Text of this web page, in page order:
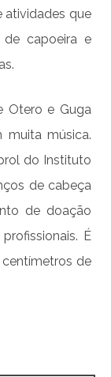
atividades que
capoeira e
Otero e Guga
muita música.
do Instituto
de cabeça
de doação
É
centímetros de